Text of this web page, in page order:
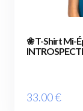
❀ T-Shirt Mi-
33.00€